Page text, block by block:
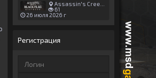
Assassin's Creed Black Flag Resynced может позаимствовать систему испытаний у Mirage
61
26 июля 2026 г
Регистрация